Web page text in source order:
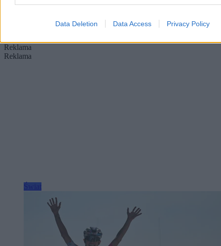
Data Deletion Data Access Privacy Policy
Reklama
Reklama